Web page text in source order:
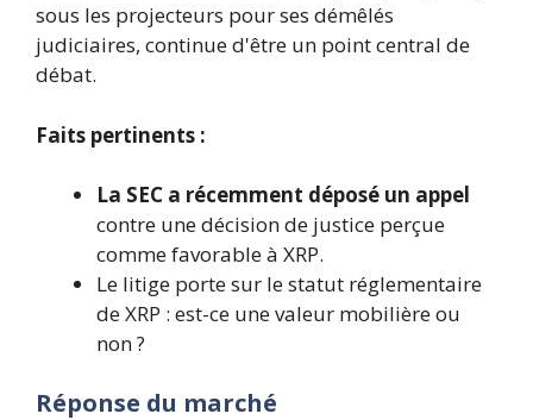
sous les projecteurs pour ses démêlés
judiciaires, continue d'être un point central de
débat.
Faits pertinents :
La SEC a récemment déposé un appel
contre une décision de justice perçue
comme favorable à XRP.
Le litige porte sur le statut réglementaire
de XRP : est-ce une valeur mobilière ou
non ?
Réponse du marché